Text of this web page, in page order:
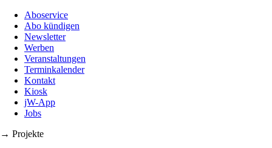
Aboservice
Abo kündigen
Newsletter
Werben
Veranstaltungen
Terminkalender
Kontakt
Kiosk
jW-App
Jobs
→ Projekte